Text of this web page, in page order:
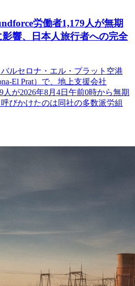
労働者1,179人が無期
響、日本人旅行者への完全
ルセロナ・エル・プラット空港
El Prat）で、地上支援会社
人が2026年8月4日午前0時から無期
びかけたのは同社の多数派労組